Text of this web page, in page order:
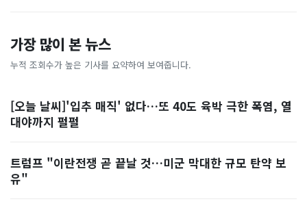
가장 많이 본 뉴스
누적 조회수가 높은 기사를 요약하여 보여줍니다.
[오늘 날씨]'입추 매직' 없다…또 40도 육박 극한 폭염, 열
대야까지 펄펄
트럼프 "이란전쟁 곧 끝날 것…미군 막대한 규모 탄약 보
유"